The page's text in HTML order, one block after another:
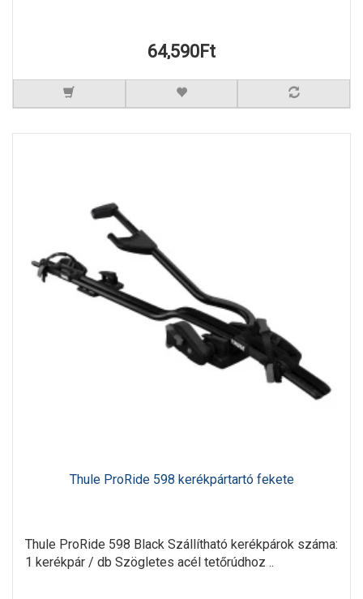
64,590Ft
Thule ProRide 598 kerékpártartó fekete
Thule ProRide 598 Black Szállítható kerékpárok száma:
1 kerékpár / db Szögletes acél tetőrúdhoz ..